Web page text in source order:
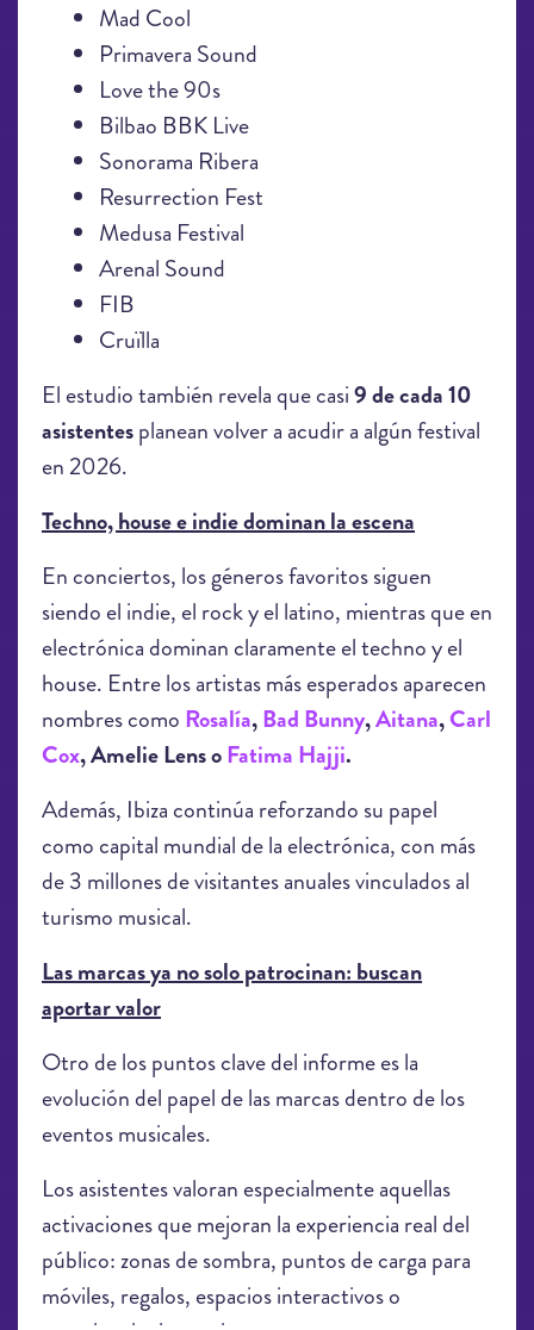
Mad Cool
Primavera Sound
Love the 90s
Bilbao BBK Live
Sonorama Ribera
Resurrection Fest
Medusa Festival
Arenal Sound
FIB
Cruïlla
El estudio también revela que casi9 de cada 10
asistentesplanean volver a acudir a algún festival
en 2026.
Techno, house e indie dominan la escena
En conciertos, los géneros favoritos siguen
siendo el indie, el rock y el latino, mientras que en
electrónica dominan claramente el techno y el
house. Entre los artistas más esperados aparecen
nombres como Rosalía,Bad Bunny,Aitana,Carl
Cox, Amelie Lens oFatima Hajji.
Además, Ibiza continúa reforzando su papel
como capital mundial de la electrónica, con más
de 3 millones de visitantes anuales vinculados al
turismo musical.
Las marcas ya no solo patrocinan: buscan
aportar valor
Otro de los puntos clave del informe es la
evolución del papel de las marcas dentro de los
eventos musicales.
Los asistentes valoran especialmente aquellas
activaciones que mejoran la experiencia real del
público: zonas de sombra, puntos de carga para
móviles, regalos, espacios interactivos o